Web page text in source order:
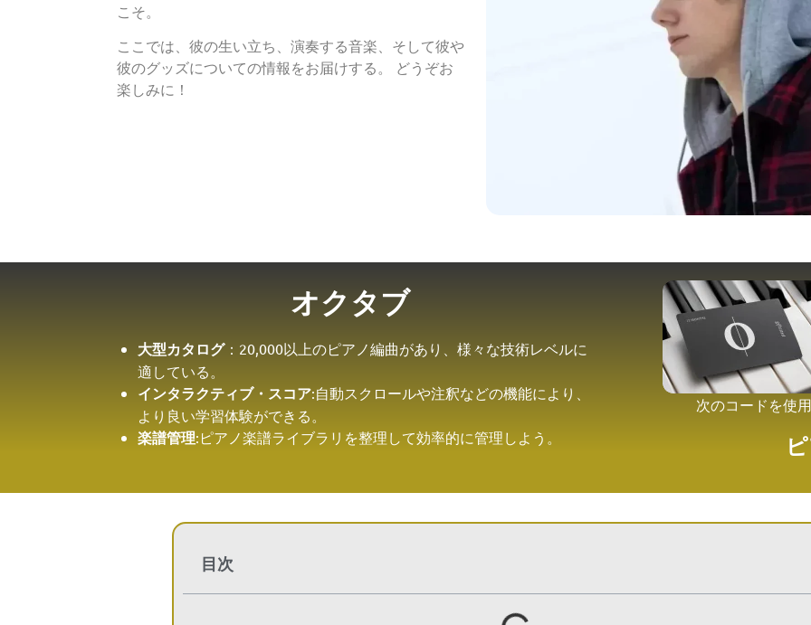
こそ。
ここでは、彼の生い立ち、演奏する音楽、そして彼や
彼のグッズについての情報をお届けする。 どうぞお
楽しみに！
オクタブ
大型カタログ：20,000以上のピアノ編曲があり、様々な技術レベルに
適している。
インタラクティブ・スコア:自動スクロールや注釈などの機能により、
より良い学習体験ができる。
楽譜管理:ピアノ楽譜ライブラリを整理して効率的に管理しよう。
次のコードを使
目次